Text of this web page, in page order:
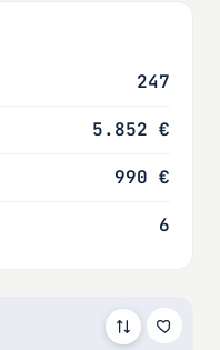
247
5.852 €
990 €
6